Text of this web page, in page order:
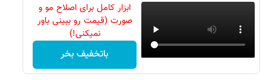
ابزار کامل برای اصلاح مو و
صورت (قیمت رو ببینی باور
نمیکنی!)
باتخفیف بخر